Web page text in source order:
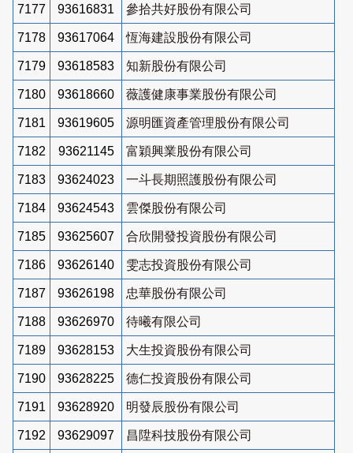
7177 93616831 參拾共好股份有限公司
7178 93617064 恆海建設股份有限公司
7179 93618583 知新股份有限公司
7180 93618660 薇護健康事業股份有限公司
7181 93619605 源明匯資產管理股份有限公司
7182 93621145 富穎興業股份有限公司
7183 93624023 一斗長期照護股份有限公司
7184 93624543 雲傑股份有限公司
7185 93625607 合欣開發投資股份有限公司
7186 93626140 雯志投資股份有限公司
7187 93626198 忠華股份有限公司
7188 93626970 待曦有限公司
7189 93628153 大生投資股份有限公司
7190 93628225 德仁投資股份有限公司
7191 93628920 明發辰股份有限公司
7192 93629097 昌陞科技股份有限公司